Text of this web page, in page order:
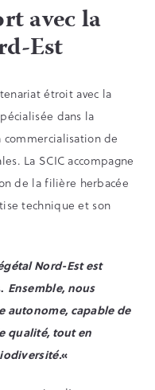
avec la
Est
étroit avec la
dans la
de
La SCIC accompagne
de la filière herbacée
technique et son
Nord-Est est
. Ensemble, nous
autonome, capable de
qualité, tout en
«